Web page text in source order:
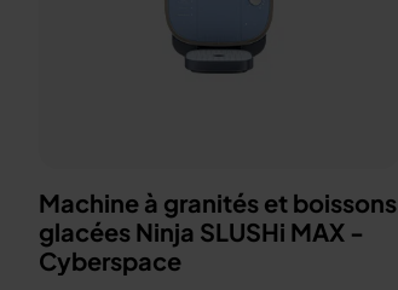
Machine à granités et boissons
glacées Ninja SLUSHi MAX -
Cyberspace